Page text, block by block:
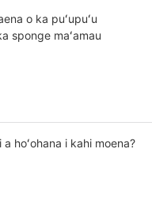
o ka puʻupuʻu
sponge maʻamau
hoʻohana i kahi moena?